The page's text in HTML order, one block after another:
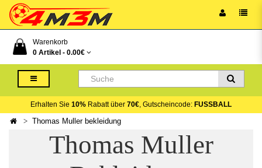
Warenkorb
0 Artikel - 0.00€
Erhalten Sie 10% Rabatt über 70€, Gutscheincode: FUSSBALL
Thomas Muller bekleidung
Thomas Muller